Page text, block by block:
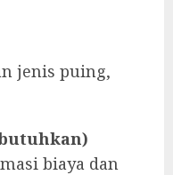
jenis puing,
biaya dan